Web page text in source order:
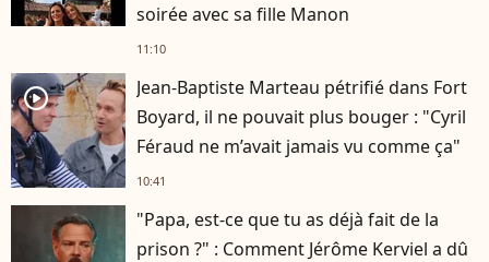
soirée avec sa fille Manon
11:10
player2
Jean-Baptiste Marteau pétrifié dans Fort
Boyard, il ne pouvait plus bouger : "Cyril
Féraud ne m’avait jamais vu comme ça"
10:41
"Papa, est-ce que tu as déjà fait de la
prison ?" : Comment Jérôme Kerviel a dû